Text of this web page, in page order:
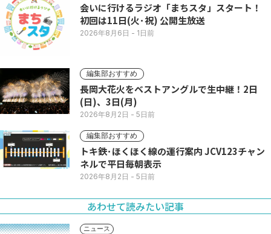
会いに行けるラジオ「まちスタ」スタート！
初回は11日(火･祝) 公開生放送
2026年8月6日 - 1日前
編集部おすすめ
長岡大花火をベストアングルで生中継！2日
(日)、3日(月)
2026年8月2日 - 5日前
編集部おすすめ
トキ鉄･ほくほく線の運行案内 JCV123チャン
ネルで平日毎朝表示
2026年8月2日 - 5日前
あわせて読みたい記事
ニュース